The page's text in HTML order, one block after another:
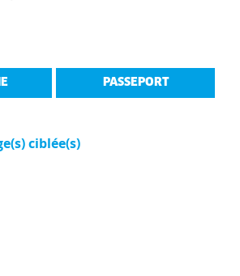
PASSEPORT
ciblée(s)